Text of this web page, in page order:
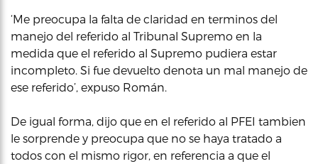
‘Me preocupa la falta de claridad en terminos del
manejo del referido al Tribunal Supremo en la
medida que el referido al Supremo pudiera estar
incompleto. Si fue devuelto denota un mal manejo de
ese referido’, expuso Román.
De igual forma, dijo que en el referido al PFEI tambien
le sorprende y preocupa que no se haya tratado a
todos con el mismo rigor, en referencia a que el